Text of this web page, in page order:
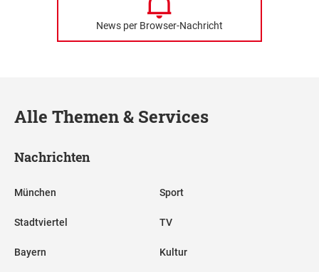
News per Browser-Nachricht
Alle Themen & Services
Nachrichten
München
Stadtviertel
Bayern
Sport
TV
Kultur